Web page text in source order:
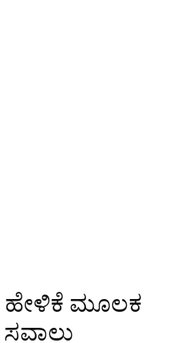
ಹೇಳಿಕೆ ಮೂಲಕ
ಸವಾಲು